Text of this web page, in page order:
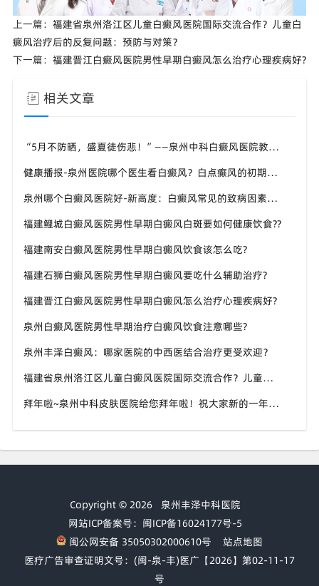
上一篇： 福建省泉州洛江区儿童白癜风医院国际交流合作？儿童白
癜风治疗后的反复问题：预防与对策？
下一篇： 福建晋江白癜风医院男性早期白癜风怎么治疗心理疾病好?
相关文章
“5月不防晒，盛夏徒伤悲！”——泉州中科白癜风医院教你科学应对夏季白斑
健康播报-泉州医院哪个医生看白癜风？白点癫风的初期图？
泉州哪个白癜风医院好-新高度：白癜风常见的致病因素有哪些?
福建鲤城白癜风医院男性早期白癜风白斑要如何健康饮食??
福建南安白癜风医院男性早期白癜风饮食该怎么吃?
福建石狮白癜风医院男性早期白癜风要吃什么辅助治疗?
福建晋江白癜风医院男性早期白癜风怎么治疗心理疾病好?
泉州白癜风医院男性早期治疗白癜风饮食注意哪些?
泉州丰泽白癜风：哪家医院的中西医结合治疗更受欢迎？
福建省泉州洛江区儿童白癜风医院国际交流合作？儿童白癜风治疗后的反复问题：预防与对策？
拜年啦~泉州中科皮肤医院给您拜年啦！祝大家新的一年龙行龘龘、前程朤朤！
Copyright © 2026 泉州丰泽中科医院
网站ICP备案号：闽ICP备16024177号-5
闽公网安备 35050302000610号
站点地图
医疗广告审查证明文号：(闽-泉-丰)医广【2026】第02-11-17
号